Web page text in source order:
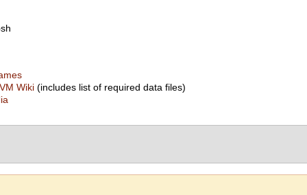
Wiki (includes list of required data files)